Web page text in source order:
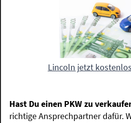
Lincoln jetzt
Hast Du einen PKW zu
richtige Ansprechpartner dafür.